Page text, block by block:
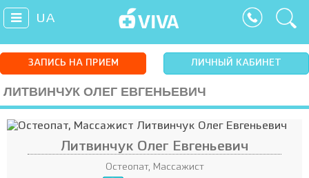
UA
ЗАПИСЬ НА ПРИЕМ ЛИЧНЫЙ КАБИНЕТ
ЛИТВИНЧУК ОЛЕГ ЕВГЕНЬЕВИЧ
Литвинчук Олег Евгеньевич
Остеопат, Массажист